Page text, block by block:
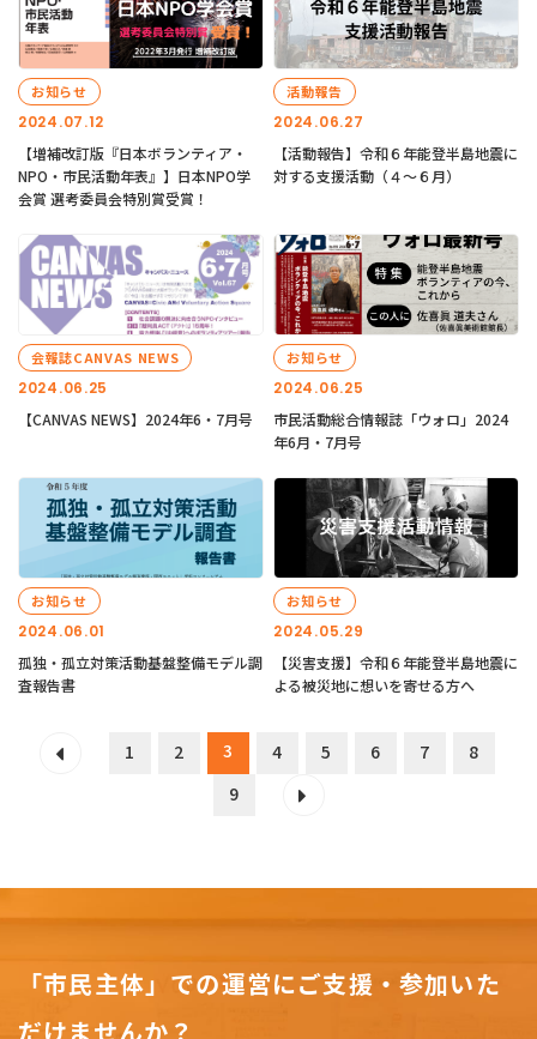
2024.07.12
お知らせ
【増補改訂版『日本ボランティア・
NPO・市民活動年表』】日本NPO学
会賞 選考委員会特別賞受賞！
2024.06.27
活動報告
【活動報告】令和６年能登半島地震に
対する支援活動（４〜６月）
2024.06.25
会報誌CANVAS NEWS
【CANVAS NEWS】2024年6・7月号
2024.06.25
お知らせ
市民活動総合情報誌「ウォロ」2024
年6月・7月号
2024.06.01
お知らせ
孤独・孤立対策活動基盤整備モデル調
査報告書
2024.05.29
お知らせ
【災害支援】令和６年能登半島地震に
よる被災地に想いを寄せる方へ
1 2 3 4 5 6 7
8
9
「市民主体」での運営にご支援・参加いた
だけませんか？